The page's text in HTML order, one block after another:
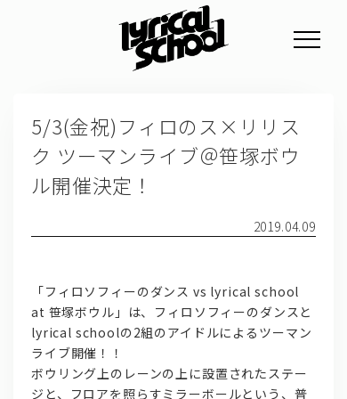
5/3(金祝)フィロのス×リリス
ク ツーマンライブ＠笹塚ボウ
ル開催決定！
2019.04.09
「フィロソフィーのダンス vs lyrical school
at 笹塚ボウル」は、フィロソフィーのダンスと
lyrical schoolの2組のアイドルによるツーマン
ライブ開催！！
ボウリング上のレーンの上に設置されたステー
ジと、フロアを照らすミラーボールという、普
PROFILE
SCHEDULE
GOODS
FAN CLUB
TICKET